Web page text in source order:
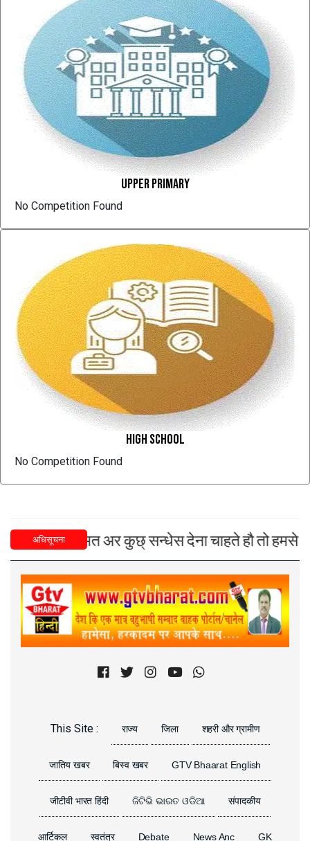
Upper Primary
No Competition Found
High School
No Competition Found
अधिसूचना
मतामत अर कुछ् सन्धेस देना चाहते हौ तो हमसे
This Site : राज्य जिला शहरी और ग्रामीण
जातिय खबर बिस्व खबर GTV Bhaarat English
जीटीवी भारत हिंदी ଜିଟିଭି ଭାରତ ଓଡିଆ संपादकीय
आर्टिकल स्वतंत्र Debate News Anc GK